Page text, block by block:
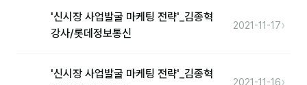
'신시장 사업발굴 마케팅 전략'_김종혁
강사/롯데정보통신
2021-11-17›
'신시장 사업발굴 마케팅 전략'_김종혁
2021-11-16